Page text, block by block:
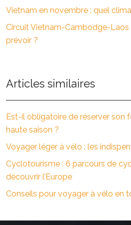
Vietnam en novembre : quel
Circuit Vietnam-Cambodge-Laos
prévoir ?
Articles similaires
Est-il obligatoire de réserver son
haute saison ?
Voyager léger à vélo : les
Cyclotourisme : 6 parcours de
découvrir l’Europe
Conseils pour voyager à vélo en